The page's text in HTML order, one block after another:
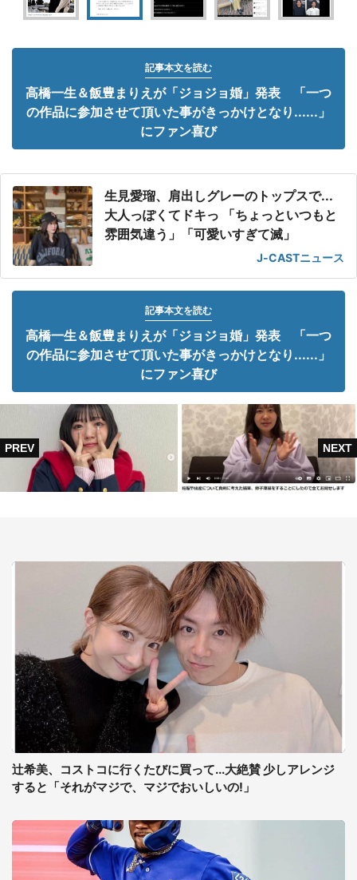
記事本文を読む
高橋一生＆飯豊まりえが「ジョジョ婚」発表 「一つ
の作品に参加させて頂いた事がきっかけとなり......」
にファン喜び
生見愛瑠、肩出しグレーのトップスで...
大人っぽくてドキっ 「ちょっといつもと
雰囲気違う」「可愛いすぎて滅」
J-CASTニュース
記事本文を読む
高橋一生＆飯豊まりえが「ジョジョ婚」発表 「一つ
の作品に参加させて頂いた事がきっかけとなり......」
にファン喜び
辻希美、コストコに行くたびに買って...大絶賛 少しアレンジ
すると「それがマジで、マジでおいしいの!」